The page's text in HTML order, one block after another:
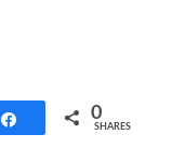
Share 0
SHARES